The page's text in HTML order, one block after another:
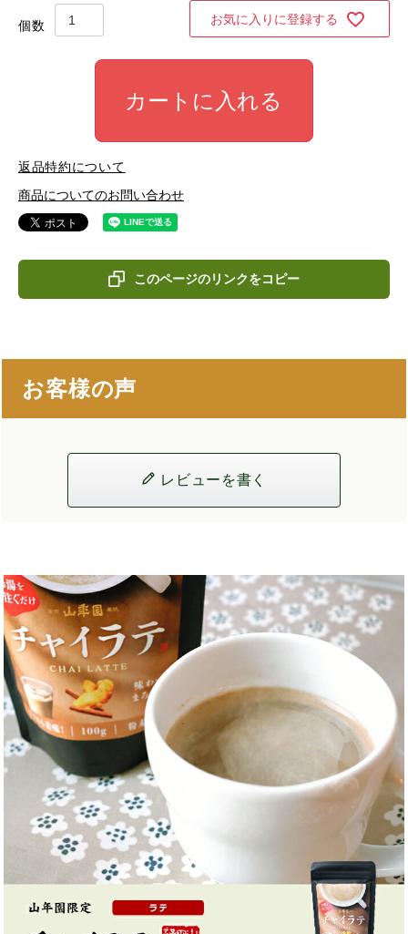
お気に入りに登録する
カートに入れる
返品特約について
商品についてのお問い合わせ
このページのリンクをコピー
お客様の声
レビューを書く